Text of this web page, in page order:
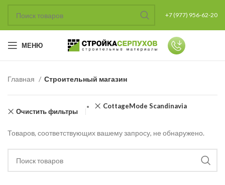
+7 (977) 956-62-20
МЕНЮ
Главная Строительный магазин
Очистить фильтры
CottageMode Scandinavia
Товаров, соответствующих вашему запросу, не обнаружено.